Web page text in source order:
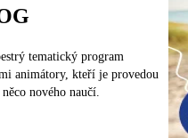
tematický program
animátory, kteří je provedou
nového naučí.